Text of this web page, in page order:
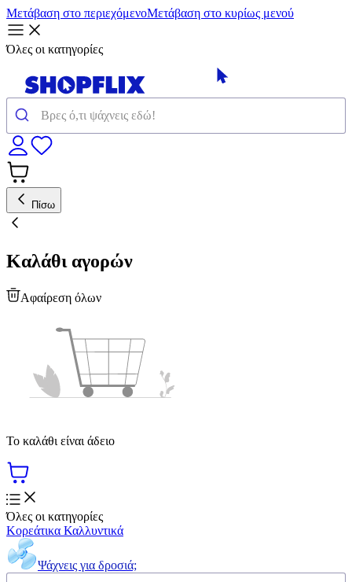
Μετάβαση στο περιεχόμενοΜετάβαση στο κυρίως μενού
Όλες οι κατηγορίες
Πίσω
Καλάθι αγορών
Αφαίρεση όλων
Το καλάθι είναι άδειο
Όλες οι κατηγορίες
Κορεάτικα Καλλυντικά
Ψάχνεις για δροσιά;